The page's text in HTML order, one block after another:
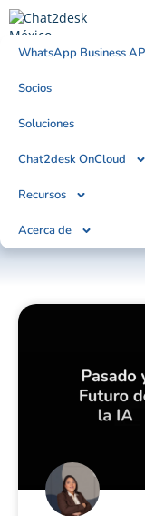
WhatsApp Business
Socios
Soluciones
Chat2desk OnCloud
Recursos
Acerca de